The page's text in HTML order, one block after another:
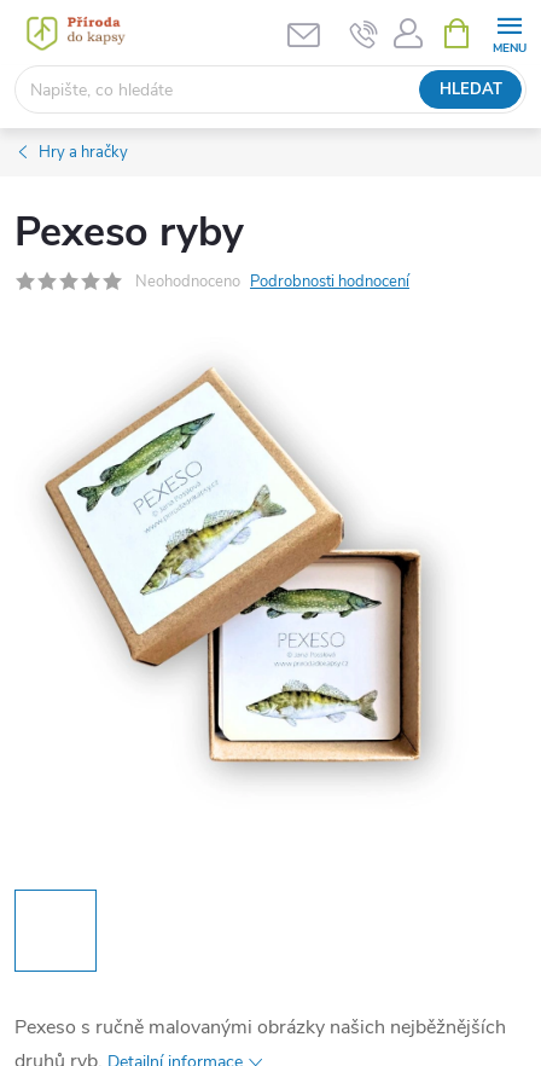
Přejít
obsah
HLEDAT
NÁKUPNÍ
KOŠÍK
Hry a hračky
Pexeso ryby
Neohodnoceno Podrobnosti hodnocení
Pexeso s ručně malovanými obrázky našich nejběžnějších